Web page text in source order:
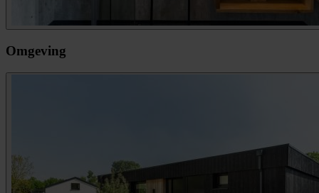
Omgeving